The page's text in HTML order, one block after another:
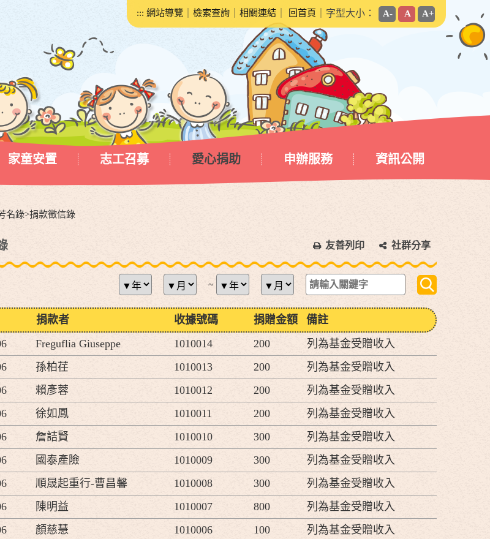
::: 網站導覽 檢索查詢 相關連結 回首頁 ｜字型大小： A- A A+
家童安置 志工召募 愛心捐助 申辦服務 資訊公開
名錄>捐款徵信錄
友善列印 社群分享
~
捐款者 收據號碼 捐贈金額
備註
Freguflia Giuseppe 1010014 200
列為基金受贈收入
孫柏荏 1010013 200
列為基金受贈收入
賴彥蓉 1010012 200
列為基金受贈收入
徐如鳳 1010011 200
列為基金受贈收入
詹詰賢 1010010 300
列為基金受贈收入
國泰產險 1010009 300
列為基金受贈收入
順晟起重行-曹昌馨 1010008 300
列為基金受贈收入
陳明益 1010007 800
列為基金受贈收入
顏慈慧 1010006 100
列為基金受贈收入